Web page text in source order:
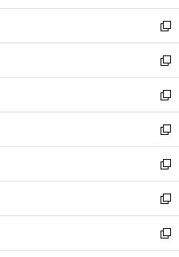
開
く
ウ
で
開
く
ン
ド
ウ
で
開
く
ウ
ィ
ン
ド
ウ
で
開
く
新
し
い
ウ
ィ
ン
ド
ウ
で
開
く
新
し
い
ウ
ィ
ン
ド
ウ
で
開
く
新
し
い
ウ
ィ
ン
ド
ウ
で
開
新
し
い
ウ
ィ
ン
ド
ウ
新
し
い
ウ
ィ
ン
新
し
い
ウ
新
し